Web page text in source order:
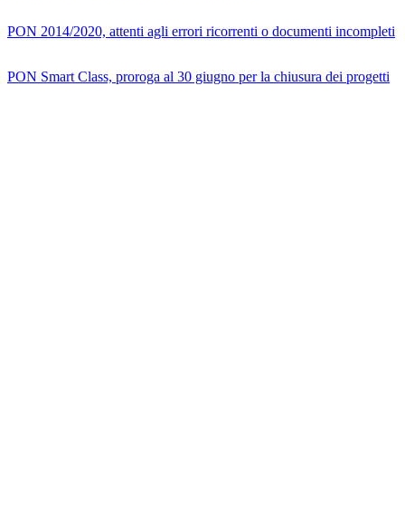
PON 2014/2020, attenti agli errori ricorrenti o documenti incompleti
PON Smart Class, proroga al 30 giugno per la chiusura dei progetti